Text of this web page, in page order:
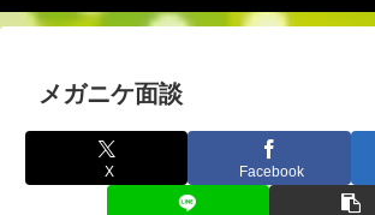
メガニケ面談
X Facebook